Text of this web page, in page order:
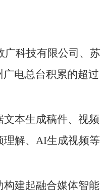
广科技有限公司、苏
电总台积累的超过
本生成稿件、视频
解、AI生成视频等
建起融合媒体智能